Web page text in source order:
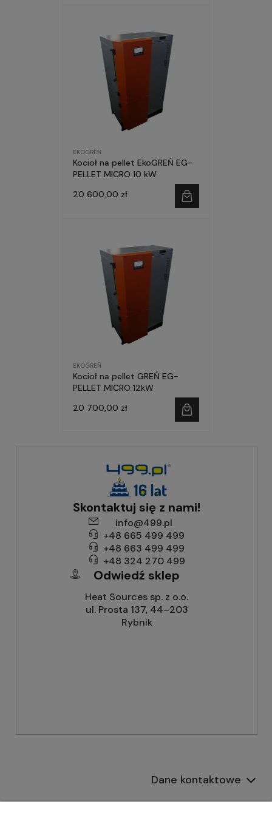
EKOGREŃ
Kocioł na pellet EkoGREŃ EG-
PELLET MICRO 10 kW
20 600,00 zł
EKOGREŃ
Kocioł na pellet GREŃ EG-
PELLET MICRO 12kW
20 700,00 zł
Skontaktuj się z nami!
info@499.pl
+48 665 499 499
+48 663 499 499
+48 324 270 499
Odwiedź sklep
Heat Sources sp. z o.o.
ul. Prosta 137, 44–203
Rybnik
Dane kontaktowe
Informacje